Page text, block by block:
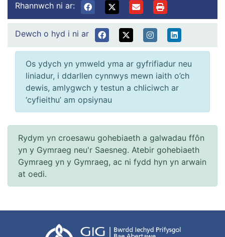
Rhannwch ni ar:
Dewch o hyd i ni ar
Os ydych yn ymweld yma ar gyfrifiadur neu
liniadur, i ddarllen cynnwys mewn iaith o’ch
dewis, amlygwch y testun a chliciwch ar
‘cyfieithu’ am opsiynau
Rydym yn croesawu gohebiaeth a galwadau ffôn
yn y Gymraeg neu'r Saesneg. Atebir gohebiaeth
Gymraeg yn y Gymraeg, ac ni fydd hyn yn arwain
at oedi.